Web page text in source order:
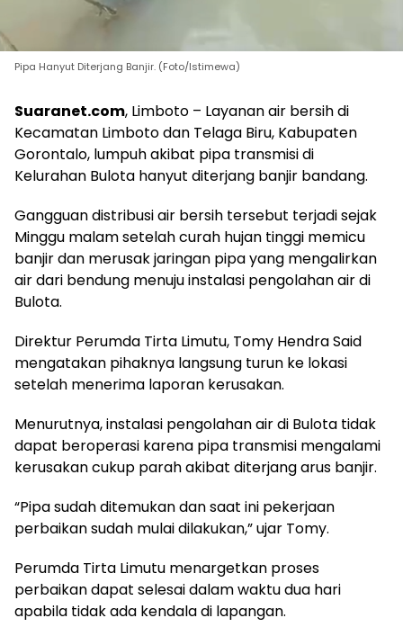
Pipa Hanyut Diterjang Banjir. (Foto/Istimewa)
Suaranet.com, Limboto – Layanan air bersih di
Kecamatan Limboto dan Telaga Biru, Kabupaten
Gorontalo, lumpuh akibat pipa transmisi di
Kelurahan Bulota hanyut diterjang banjir bandang.
Gangguan distribusi air bersih tersebut terjadi sejak
Minggu malam setelah curah hujan tinggi memicu
banjir dan merusak jaringan pipa yang mengalirkan
air dari bendung menuju instalasi pengolahan air di
Bulota.
Direktur Perumda Tirta Limutu, Tomy Hendra Said
mengatakan pihaknya langsung turun ke lokasi
setelah menerima laporan kerusakan.
Menurutnya, instalasi pengolahan air di Bulota tidak
dapat beroperasi karena pipa transmisi mengalami
kerusakan cukup parah akibat diterjang arus banjir.
“Pipa sudah ditemukan dan saat ini pekerjaan
perbaikan sudah mulai dilakukan,” ujar Tomy.
Perumda Tirta Limutu menargetkan proses
perbaikan dapat selesai dalam waktu dua hari
apabila tidak ada kendala di lapangan.